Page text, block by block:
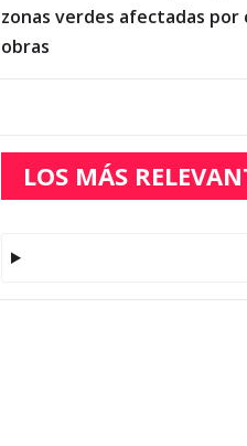
zonas verdes afectadas por
obras
LOS MÁS